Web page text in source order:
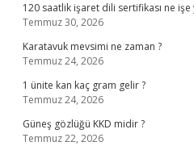
120 saatlik işaret dili sertifikası ne işe
Temmuz 30, 2026
Karatavuk mevsimi ne zaman ?
Temmuz 24, 2026
1 ünite kan kaç gram gelir ?
Temmuz 24, 2026
Güneş gözlüğü KKD midir ?
Temmuz 22, 2026